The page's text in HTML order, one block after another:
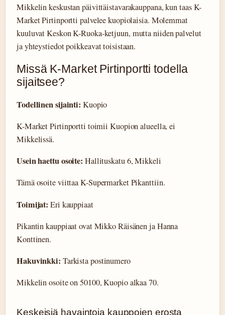
Mikkelin keskustan päivittäistavarakauppana, kun taas K-
Market Pirtinportti palvelee kuopiolaisia. Molemmat
kuuluvat Keskon K-Ruoka-ketjuun, mutta niiden palvelut
ja yhteystiedot poikkeavat toisistaan.
Missä K-Market Pirtinportti todella
sijaitsee?
Todellinen sijainti: Kuopio
K-Market Pirtinportti toimii Kuopion alueella, ei
Mikkelissä.
Usein haettu osoite: Hallituskatu 6, Mikkeli
Tämä osoite viittaa K-Supermarket Pikanttiin.
Toimijat: Eri kauppiaat
Pikantin kauppiaat ovat Mikko Räisänen ja Hanna
Konttinen.
Hakuvinkki: Tarkista postinumero
Mikkelin osoite on 50100, Kuopio alkaa 70.
Keskeisiä havaintoja kauppojen erosta